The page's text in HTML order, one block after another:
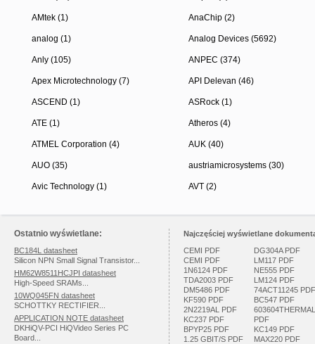
AMtek (1) AnaChip (2)
analog (1) Analog Devices (5692)
Anly (105) ANPEC (374)
Apex Microtechnology (7) API Delevan (46)
ASCEND (1) ASRock (1)
ATE (1) Atheros (4)
ATMEL Corporation (4) AUK (40)
AUO (35) austriamicrosystems (30)
Avic Technology (1) AVT (2)
Ostatnio wyświetlane:
BC184L datasheet
Silicon NPN Small Signal Transistor...
HM62W8511HCJPI datasheet
High-Speed SRAMs...
10WQ045FN datasheet
SCHOTTKY RECTIFIER...
APPLICATION NOTE datasheet
DKHiQV-PCI HiQVideo Series PC
Board...
Najczęściej wyświetlane
CEMI PDF
CEMI PDF
1N6124 PDF
TDA2003 PDF
DM5486 PDF
KF590 PDF
2N2219AL PDF
KC237 PDF
BPYP25 PDF
1.25 GBIT/S PDF
DG304A PDF
LM117 PDF
NE555 PDF
LM124 PDF
74ACT11245 PDF
BC547 PDF
603604THERMAL
PDF
KC149 PDF
MAX220 PDF